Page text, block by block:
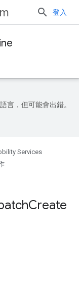
登入
言，但可能會出錯。
Services
Create